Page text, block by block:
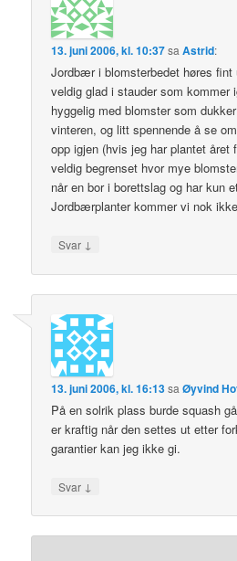
13. juni 2006, kl. 10:37sa Astrid:
Jordbær i blomsterbedet høres
veldig glad i stauder som kommer
hyggelig med blomster som
vinteren, og litt spennende å se
opp igjen (hvis jeg har plantet året
veldig begrenset hvor mye
når en bor i borettslag og har kun
Jordbærplanter kommer vi nok
Svar ↓
13. juni 2006, kl. 16:13sa Øyvind
På en solrik plass burde squash
er kraftig når den settes ut etter
garantier kan jeg ikke gi.
Svar ↓